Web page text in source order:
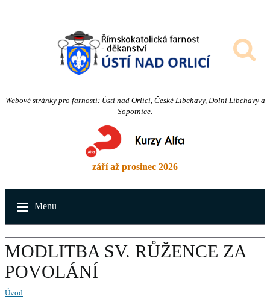
Webové stránky pro farnosti: Ústí nad Orlicí, České Libchavy, Dolní Libchavy a
Sopotnice.
září až prosinec 2026
Menu
MODLITBA SV. RŮŽENCE ZA
POVOLÁNÍ
Úvod